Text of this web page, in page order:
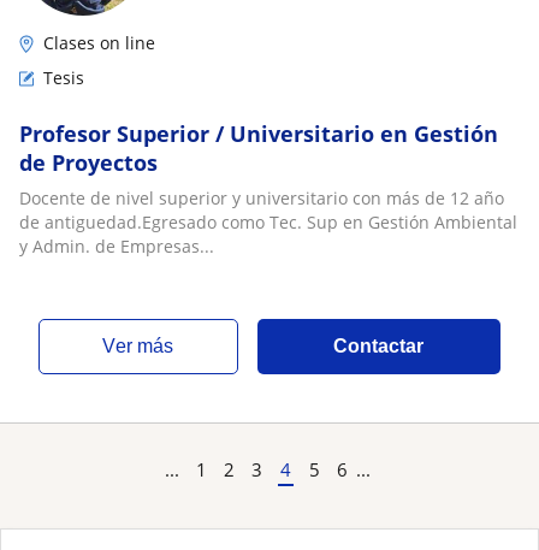
Clases on line
Tesis
Profesor Superior / Universitario en Gestión
de Proyectos
Docente de nivel superior y universitario con más de 12 año
de antiguedad.Egresado como Tec. Sup en Gestión Ambiental
y Admin. de Empresas...
ver más Contactar
... 1 2 3 4 5 6 ...